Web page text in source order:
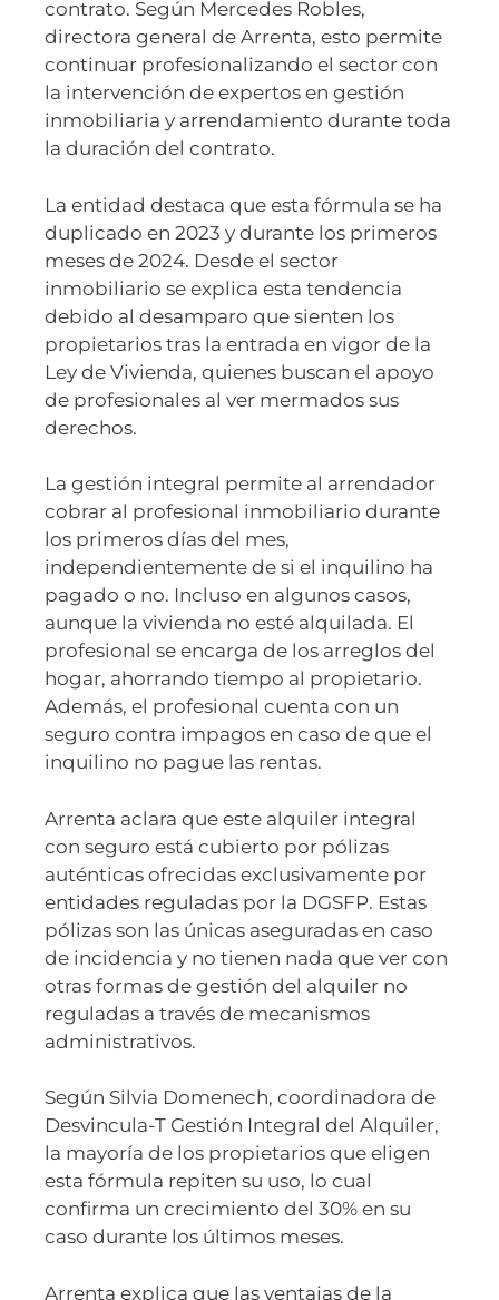
contrato. Según Mercedes Robles,
directora general de Arrenta, esto permite
continuar profesionalizando el sector con
la intervención de expertos en gestión
inmobiliaria y arrendamiento durante toda
la duración del contrato.
La entidad destaca que esta fórmula se ha
duplicado en 2023 y durante los primeros
meses de 2024. Desde el sector
inmobiliario se explica esta tendencia
debido al desamparo que sienten los
propietarios tras la entrada en vigor de la
Ley de Vivienda, quienes buscan el apoyo
de profesionales al ver mermados sus
derechos.
La gestión integral permite al arrendador
cobrar al profesional inmobiliario durante
los primeros días del mes,
independientemente de si el inquilino ha
pagado o no. Incluso en algunos casos,
aunque la vivienda no esté alquilada. El
profesional se encarga de los arreglos del
hogar, ahorrando tiempo al propietario.
Además, el profesional cuenta con un
seguro contra impagos en caso de que el
inquilino no pague las rentas.
Arrenta aclara que este alquiler integral
con seguro está cubierto por pólizas
auténticas ofrecidas exclusivamente por
entidades reguladas por la DGSFP. Estas
pólizas son las únicas aseguradas en caso
de incidencia y no tienen nada que ver con
otras formas de gestión del alquiler no
reguladas a través de mecanismos
administrativos.
Según Silvia Domenech, coordinadora de
Desvincula-T Gestión Integral del Alquiler,
la mayoría de los propietarios que eligen
esta fórmula repiten su uso, lo cual
confirma un crecimiento del 30% en su
caso durante los últimos meses.
Arrenta explica que las ventajas de la